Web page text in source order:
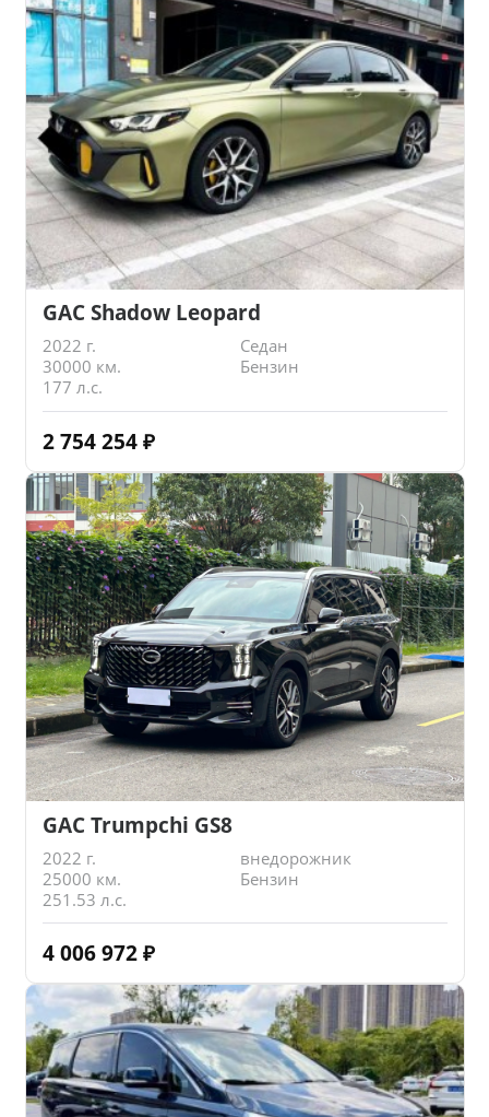
GAC Shadow Leopard
2022 г.
Седан
30000 км.
Бензин
177 л.с.
2 754 254 ₽
GAC Trumpchi GS8
2022 г.
внедорожник
25000 км.
Бензин
251.53 л.с.
4 006 972 ₽